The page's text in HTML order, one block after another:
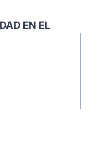
EN EL